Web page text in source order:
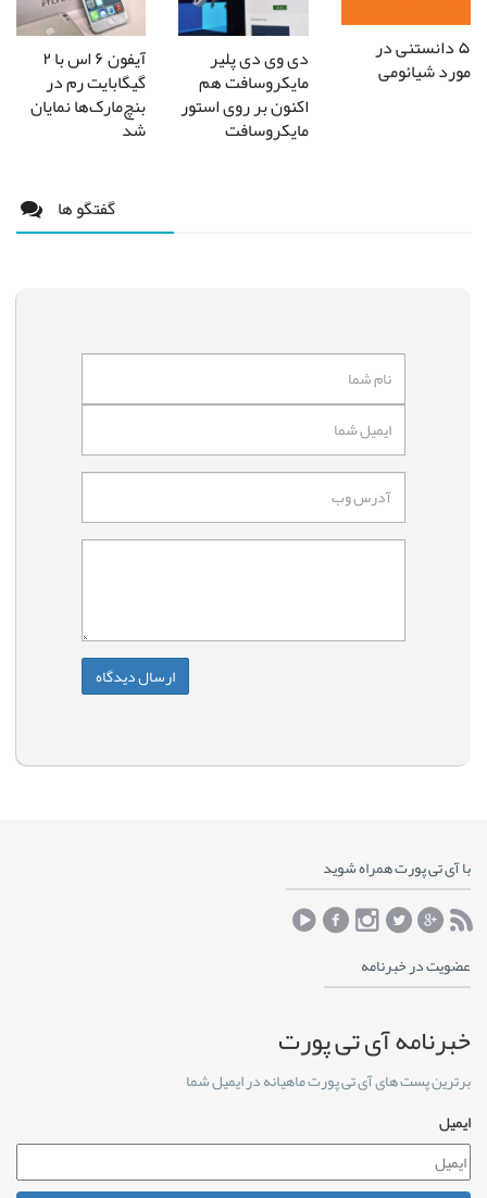
۵ دانستنی در
مورد شیائومی دی وی دی پلیر
مایکروسافت هم
اکنون بر روی استور
مایکروسافت
آیفون ۶ اس با ۲
گیگابایت رم در
بنچ‌مارک‌ها نمایان
شد
گفتگو ها
با آی تی پورت همراه شوید
عضویت در خبرنامه
خبرنامه آی تی پورت
برترین پست های آی تی پورت ماهیانه در ایمیل شما
ایمیل